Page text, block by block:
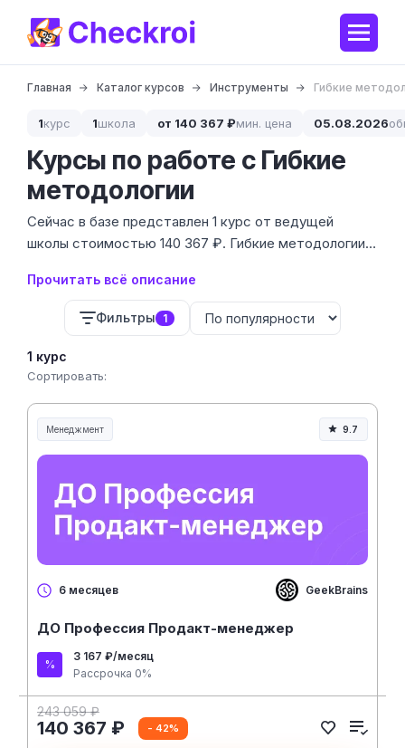
Главная Каталог курсов Инструменты Гибкие
1курс 1школа от 140 367 ₽мин. цена 05.08.2026
Курсы по работе с Гибкие
методологии
Сейчас в базе представлен 1 курс от ведущей
школы стоимостью 140 367 ₽. Гибкие методологии
бизнеса в условиях, когда требования меняются
быстрее, чем пишется код. Мы изучили программу,
чтобы убедиться: обучение сфокусировано на
практике, а не на сухом пересказе Agile-манифеста.
Прочитать всё описание
Фильтры 1
1 курс
Сортировать:
Менеджмент
Менеджмент и управление
9.7
6 месяцев GeekBrains
ДО Профессия Продакт-менеджер
3 167 ₽/месяц
Рассрочка 0%
243 059 ₽
140 367 ₽ - 42%